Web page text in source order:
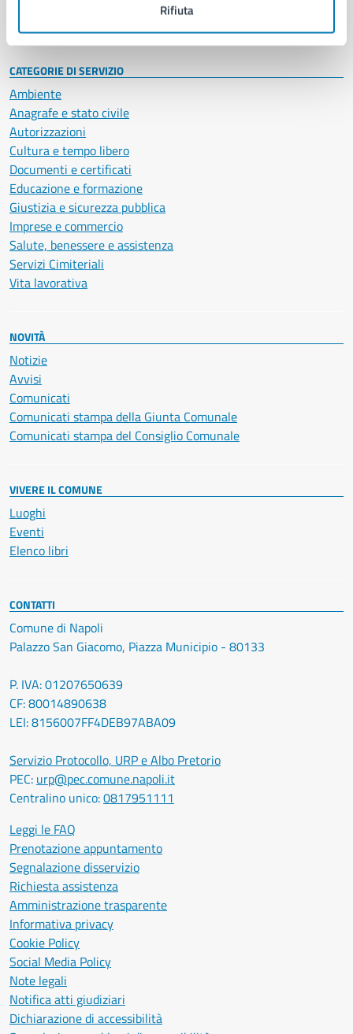
Rifiuta
Intranet, posta aziendale e protocollo
CATEGORIE DI SERVIZIO
Ambiente
Anagrafe e stato civile
Autorizzazioni
Cultura e tempo libero
Documenti e certificati
Educazione e formazione
Giustizia e sicurezza pubblica
Imprese e commercio
Salute, benessere e assistenza
Servizi Cimiteriali
Vita lavorativa
NOVITÀ
Notizie
Avvisi
Comunicati
Comunicati stampa della Giunta Comunale
Comunicati stampa del Consiglio Comunale
VIVERE IL COMUNE
Luoghi
Eventi
Elenco libri
CONTATTI
Comune di Napoli
Palazzo San Giacomo, Piazza Municipio - 80133
P. IVA: 01207650639
CF: 80014890638
LEI: 8156007FF4DEB97ABA09
Servizio Protocollo, URP e Albo Pretorio
PEC: urp@pec.comune.napoli.it
Centralino unico:0817951111
Leggi le FAQ
Prenotazione appuntamento
Segnalazione disservizio
Richiesta assistenza
Amministrazione trasparente
Informativa privacy
Cookie Policy
Social Media Policy
Note legali
Notifica atti giudiziari
Dichiarazione di accessibilità